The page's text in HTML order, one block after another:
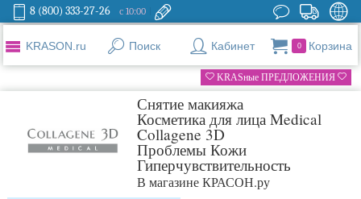
8 (800) 333-27-26 с 10:00
KRASON.ru Поиск Кабинет 0 Корзина
KRASные ПРЕДЛОЖЕНИЯ
Снятие макияжа
Косметика для лица Medical
Collagene 3D
Проблемы Кожи
Гиперчувствительность
В магазине КРАСОН.ру